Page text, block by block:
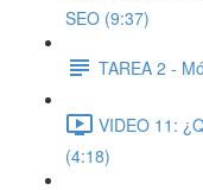
SEO (9:37)
TAREA 2 -
VIDEO 11:
(4:18)